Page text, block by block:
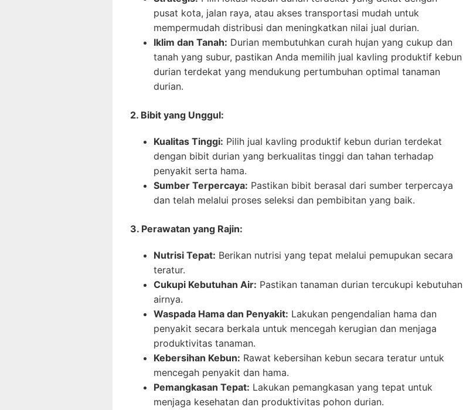
pusat kota, jalan raya, atau akses transportasi mudah untuk
mempermudah distribusi dan meningkatkan nilai jual durian.
Iklim dan Tanah: Durian membutuhkan curah hujan yang cukup dan
tanah yang subur, pastikan Anda memilih jual kavling produktif kebun
durian terdekat yang mendukung pertumbuhan optimal tanaman
durian.
2. Bibit yang Unggul:
Kualitas Tinggi: Pilih jual kavling produktif kebun durian terdekat
dengan bibit durian yang berkualitas tinggi dan tahan terhadap
penyakit serta hama.
Sumber Terpercaya: Pastikan bibit berasal dari sumber terpercaya
dan telah melalui proses seleksi dan pembibitan yang baik.
3. Perawatan yang Rajin:
Nutrisi Tepat: Berikan nutrisi yang tepat melalui pemupukan secara
teratur.
Cukupi Kebutuhan Air: Pastikan tanaman durian tercukupi kebutuhan
airnya.
Waspada Hama dan Penyakit: Lakukan pengendalian hama dan
penyakit secara berkala untuk mencegah kerugian dan menjaga
produktivitas tanaman.
Kebersihan Kebun: Rawat kebersihan kebun secara teratur untuk
mencegah penyakit dan hama.
Pemangkasan Tepat: Lakukan pemangkasan yang tepat untuk
menjaga kesehatan dan produktivitas pohon durian.